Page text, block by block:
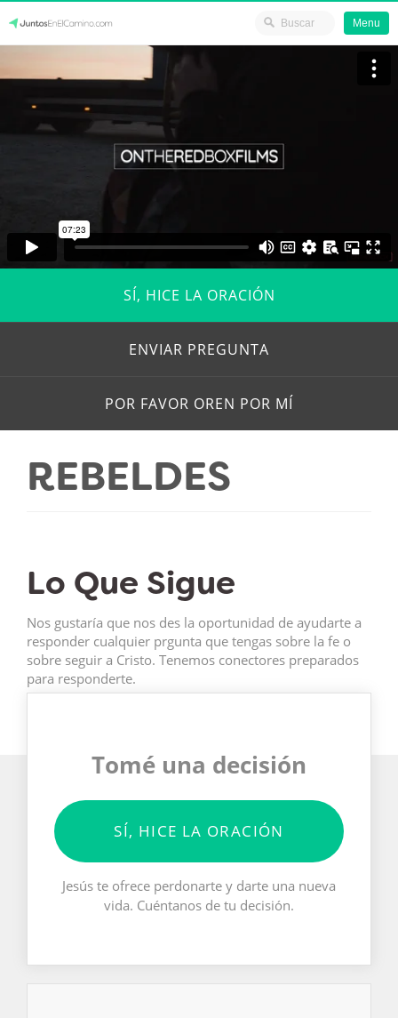
to
content
JuntosEnElCamino.com
Menu
SÍ, HICE LA ORACIÓN
ENVIAR PREGUNTA
POR FAVOR OREN POR MÍ
REBELDES
Lo Que Sigue
Nos gustaría que nos des la oportunidad de ayudarte a
responder cualquier prgunta que tengas sobre la fe o
sobre seguir a Cristo. Tenemos conectores preparados
para responderte.
Tomé una decisión
SÍ, HICE LA ORACIÓN
Jesús te ofrece perdonarte y darte una nueva
vida. Cuéntanos de tu decisión.